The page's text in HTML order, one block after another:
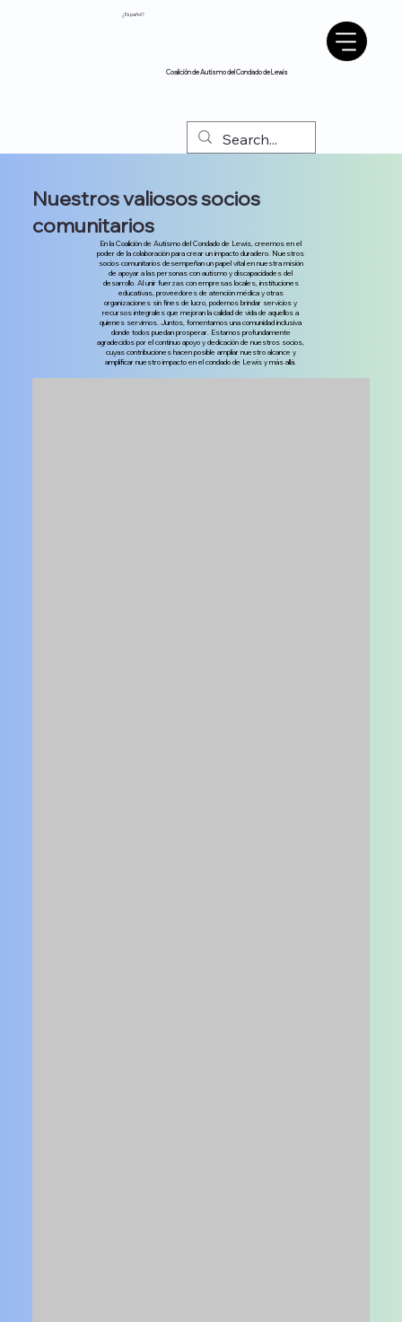
Coalición de Autismo del Condado de Lewis
¿Español?
Nuestros valiosos socios
comunitarios
En la Coalición de Autismo del Condado de Lewis, creemos en el
poder de la colaboración para crear un impacto duradero. Nuestros
socios comunitarios desempeñan un papel vital en nuestra misión
de apoyar a las personas con autismo y discapacidades del
desarrollo. Al unir fuerzas con empresas locales, instituciones
educativas, proveedores de atención médica y otras
organizaciones sin fines de lucro, podemos brindar servicios y
recursos integrales que mejoran la calidad de vida de aquellos a
quienes servimos. Juntos, fomentamos una comunidad inclusiva
donde todos puedan prosperar. Estamos profundamente
agradecidos por el continuo apoyo y dedicación de nuestros socios,
cuyas contribuciones hacen posible ampliar nuestro alcance y
amplificar nuestro impacto en el condado de Lewis y más allá.